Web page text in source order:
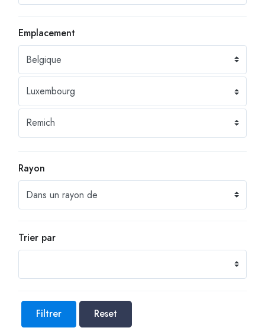
Emplacement
Rayon
Trier par
Filtrer Reset